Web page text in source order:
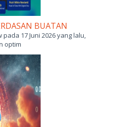
BUATAN
17 Juni 2026 yang lalu,
optim